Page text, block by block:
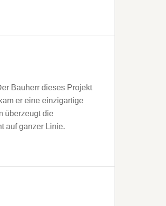
Bauherr dieses Projekt
er eine einzigartige
überzeugt die
auf ganzer Linie.